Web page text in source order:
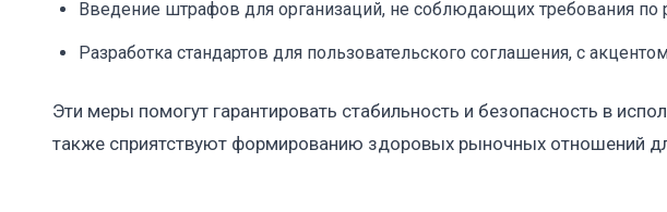
Введение штрафов для организаций, не соблюдающих требования
Разработка стандартов для пользовательского соглашения, с
Эти меры помогут гарантировать стабильность и безопасность в
также сприятствуют формированию здоровых рыночных отношений